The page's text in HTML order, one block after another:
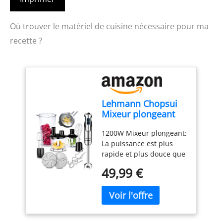
Où trouver le matériel de cuisine nécessaire pour ma
recette ?
Lehmann Chopsui
Mixeur plongeant
Plongeur avec 8
niveaux de vitesse,
Mixeur blender pour
Aliments pour Bebe,
Soupe, Sauce et
Purée, 9 Accessoires
du mixer inclus
1200W Mixeur plongeant:
La puissance est plus
rapide et plus douce que
plongeants, vous aider à
gagner plus de temps
dans une journée
chargée. 8 vitesses et
Turbo: le bouton turbo,
49,99 €